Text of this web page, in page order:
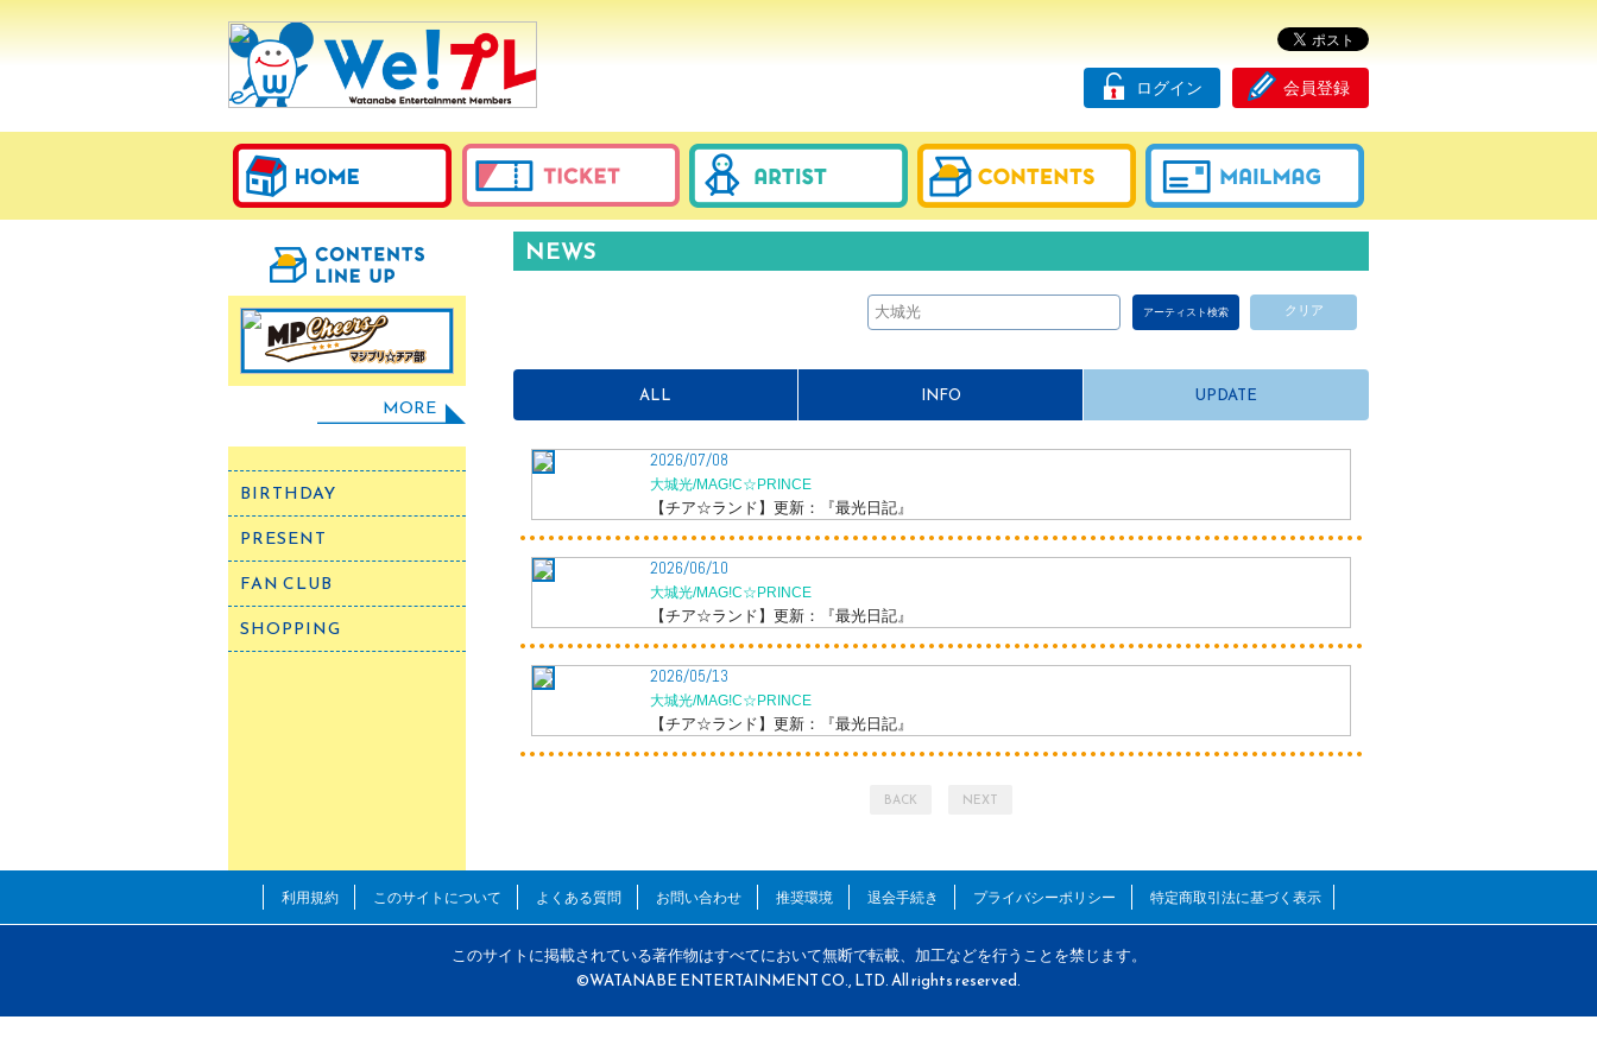
会員登録
ログイン
MORE
BIRTHDAY
PRESENT
FAN CLUB
SHOPPING
NEWS
クリア
ALL INFO UPDATE
2026/07/08
大城光/MAG!C☆PRINCE
【チア☆ランド】更新：『最光日記』
2026/06/10
大城光/MAG!C☆PRINCE
【チア☆ランド】更新：『最光日記』
2026/05/13
大城光/MAG!C☆PRINCE
【チア☆ランド】更新：『最光日記』
BACK NEXT
利用規約 このサイトについて よくある質問 お問い合わせ 推奨環境 退会手続き プライバシーポリシー 特定商取引法に基づく表示
このサイトに掲載されている著作物はすべてにおいて無断で転載、加工などを行うことを禁じます。
©WATANABE ENTERTAINMENT CO., LTD. All rights reserved.